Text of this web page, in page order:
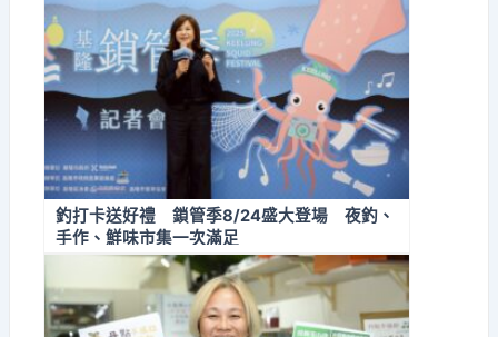
釣打卡送好禮 鎖管季8/24盛大登場 夜釣、
手作、鮮味市集一次滿足